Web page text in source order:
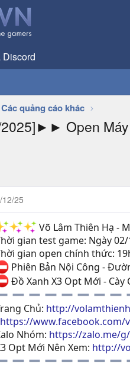
Các quảng cáo khác
Open Máy
12/25
Võ Lâm Thiên Hạ -
gian test game: Ngày
gian open chính thức:
Phiên Bản Nội Công -
Đồ Xanh X3 Opt Mới - Cày
Chủ: http://
https://www.facebook.com/
Nhóm: https://zalo.me/
Opt Mới Nên Xem: http://